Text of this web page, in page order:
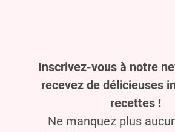
Inscrivez-vous à notre
recevez de délicieuses
recettes !
Ne manquez plus